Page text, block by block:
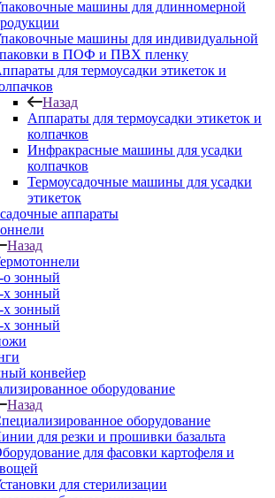
машины для длинномерной
машины для индивидуальной
в ПОФ и ПВХ пленку
для термоусадки этикеток и
Назад
Аппараты для термоусадки этикеток и
колпачков
Инфракрасные машины для усадки
колпачков
Термоусадочные машины для усадки
этикеток
аппараты
Назад
о зонный
х зонный
х зонный
х зонный
конвейер
оборудование
Назад
оборудование
для резки и прошивки базальта
для фасовки картофеля и
для стерилизации